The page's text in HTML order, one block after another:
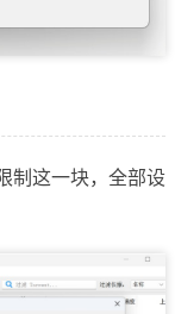
制这一块，全部设